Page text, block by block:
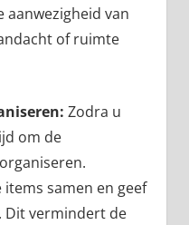
aanwezigheid van
of ruimte
Zodra u
om de
samen en geef
Dit vermindert de